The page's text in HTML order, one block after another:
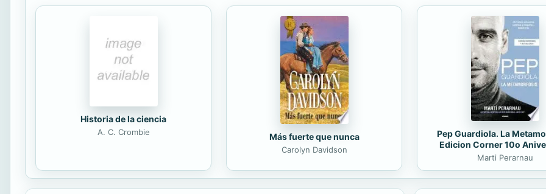
Historia de la ciencia
A. C. Crombie Más fuerte que nunca
Carolyn Davidson
Pep Guardiola. La
Edicion Corner 10o
Marti Perarnau